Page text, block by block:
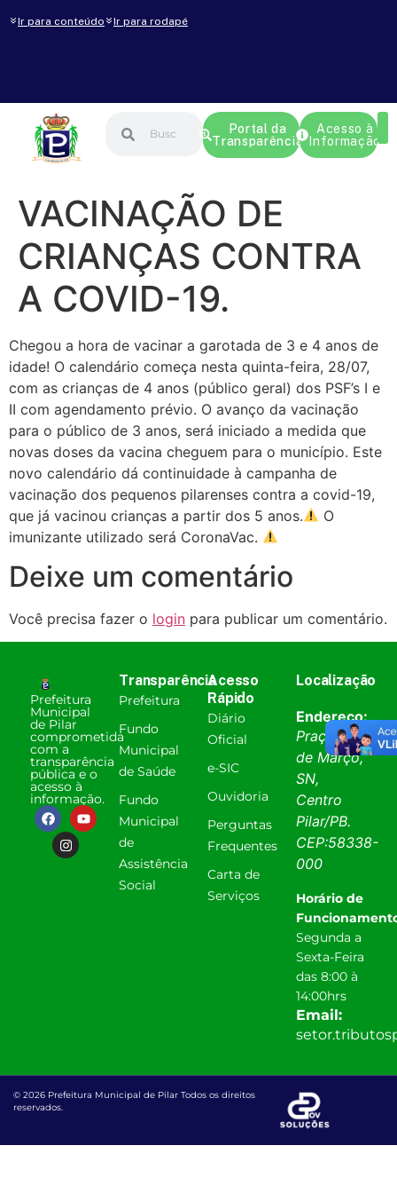
Ir para conteúdo Ir para rodapé
Portal da
Transparência
Acesso à
Informação
VACINAÇÃO DE
CRIANÇAS CONTRA
A COVID-19.
Chegou a hora de vacinar a garotada de 3 e 4 anos de
idade! O calendário começa nesta quinta-feira, 28/07,
com as crianças de 4 anos (público geral) dos PSF’s I e
II com agendamento prévio. O avanço da vacinação
para o público de 3 anos, será iniciado a medida que
novas doses da vacina cheguem para o município. Este
novo calendário dá continuidade à campanha de
vacinação dos pequenos pilarenses contra a covid-19,
que já vacinou crianças a partir dos 5 anos.
O
imunizante utilizado será CoronaVac.
Deixe um comentário
Você precisa fazer o login para publicar um comentário.
Prefeitura
Municipal
de Pilar
comprometida
com a
transparência
pública e o
acesso à
informação.
Transparência
Prefeitura
Fundo
Municipal
de Saúde
Fundo
Municipal
de
Assistência
Social
Acesso
Rápido
Diário
Oficial
e-SIC
Ouvidoria
Perguntas
Frequentes
Carta de
Serviços
Localização
Endereço:
Praça 31
de Março,
SN,
Centro
Pilar/PB.
CEP:58338-
000
Horário de
Segunda a
Sexta-Feira
das 8:00 à
14:00hrs
Email:
© 2026 Prefeitura Municipal de Pilar Todos os direitos
reservados.